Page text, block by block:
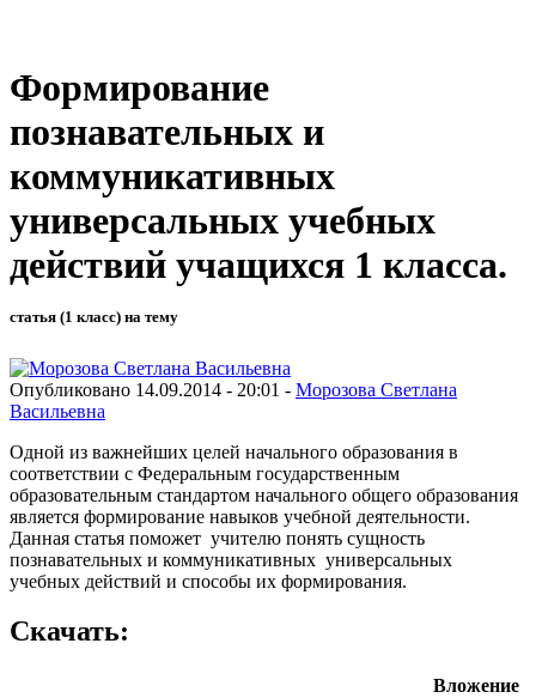
Формирование
познавательных и
коммуникативных
универсальных учебных
действий учащихся 1 класса.
статья (1 класс) на тему
Опубликовано 14.09.2014 - 20:01 - Морозова Светлана
Васильевна
Одной из важнейших целей начального образования в
соответствии с Федеральным государственным
образовательным стандартом начального общего образования
является формирование навыков учебной деятельности.
Данная статья поможет учителю понять сущность
познавательных и коммуникативных универсальных
учебных действий и способы их формирования.
Скачать:
Вложение